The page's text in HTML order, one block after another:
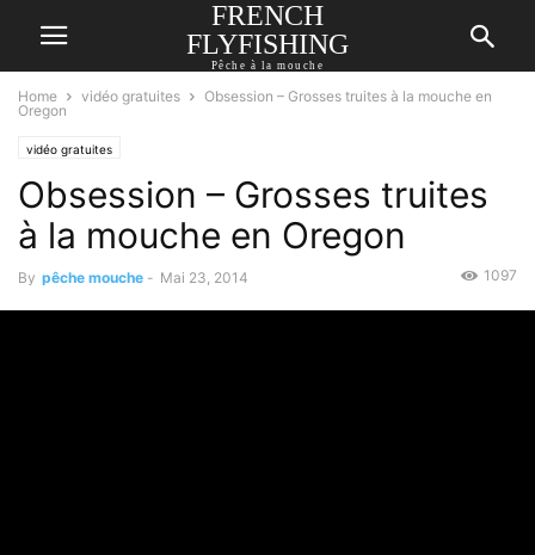
FRENCH
FLYFISHING
Pêche à la mouche
Home vidéo gratuites
Obsession – Grosses truites à la mouche en
Oregon
vidéo gratuites
Obsession – Grosses truites
à la mouche en Oregon
By pêche mouche - Mai 23, 2014 1097